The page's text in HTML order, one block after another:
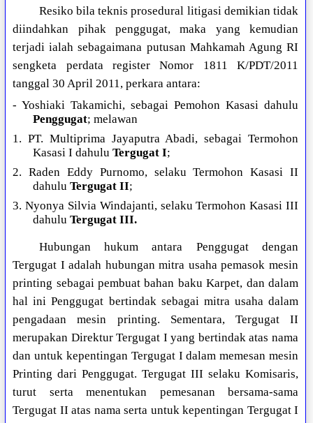
Resiko bila teknis prosedural litigasi demikian tidak
diindahkan pihak penggugat, maka yang kemudian
terjadi ialah sebagaimana putusan Mahkamah Agung RI
sengketa perdata register Nomor 1811 K/PDT/2011
tanggal 30 April 2011, perkara antara:
- Yoshiaki Takamichi, sebagai Pemohon Kasasi dahulu
Penggugat; melawan
1. PT. Multiprima Jayaputra Abadi, sebagai Termohon
Kasasi I dahulu Tergugat I;
2. Raden Eddy Purnomo, selaku Termohon Kasasi II
dahulu Tergugat II;
3. Nyonya Silvia Windajanti, selaku Termohon Kasasi III
dahulu Tergugat III.
Hubungan hukum antara Penggugat dengan
Tergugat I adalah hubungan mitra usaha pemasok mesin
printing sebagai pembuat bahan baku Karpet, dan dalam
hal ini Penggugat bertindak sebagai mitra usaha dalam
pengadaan mesin printing. Sementara, Tergugat II
merupakan Direktur Tergugat I yang bertindak atas nama
dan untuk kepentingan Tergugat I dalam memesan mesin
Printing dari Penggugat. Tergugat III selaku Komisaris,
turut serta menentukan pemesanan bersama-sama
Tergugat II atas nama serta untuk kepentingan Tergugat I